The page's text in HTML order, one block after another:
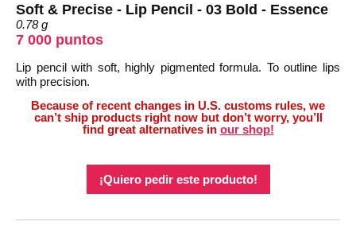
Soft & Precise - Lip Pencil - 03 Bold - Essence
0.78 g
7 000 puntos
Lip pencil with soft, highly pigmented formula. To outline lips
with precision.
Because of recent changes in U.S. customs rules, we
can’t ship products right now but don’t worry, you’ll
find great alternatives in our shop!
¡Quiero pedir este producto!